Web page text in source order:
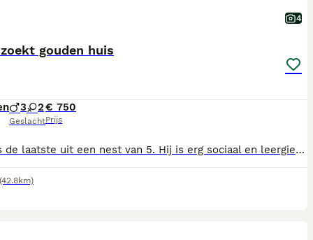
4
gouden huis
3 2
Geslacht
€ 750
Prijs
Teddy is de laatste uit een nest van 5. Hij is erg sociaal en leergierig. Zijn broertjes en zusjes zijn net uitgevlogen en we willen Voor hem ook net zo’n gouden huis als de rest heeft gekregen. Teddy is verder gek van water en stoeien.
(42.8km)